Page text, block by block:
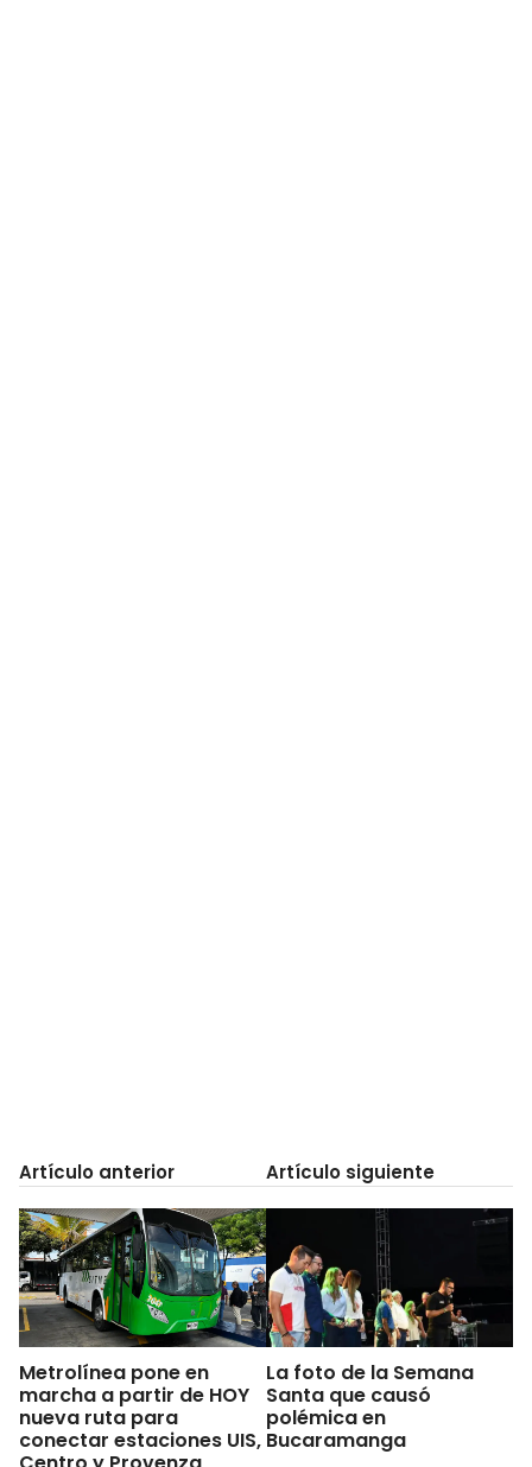
Artículo anterior
Metrolínea pone en
marcha a partir de HOY
nueva ruta para
conectar estaciones UIS,
Artículo siguiente
La foto de la Semana
Santa que causó
polémica en
Bucaramanga